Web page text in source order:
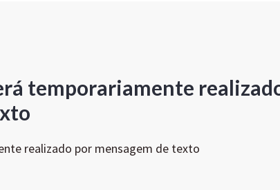
temporariamente
realizado por mensagem de texto